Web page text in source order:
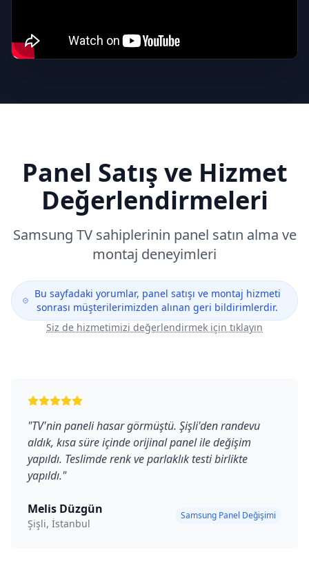
Panel Satış ve Hizmet
Değerlendirmeleri
Samsung TV sahiplerinin panel satın alma ve
montaj deneyimleri
Bu sayfadaki yorumlar, panel satışı ve montaj hizmeti
sonrası müşterilerimizden alınan geri bildirimlerdir.
Siz de hizmetimizi değerlendirmek için tıklayın
"TV'nin paneli hasar görmüştü. Şişli'den randevu
aldık, kısa süre içinde orijinal panel ile değişim
yapıldı. Teslimde renk ve parlaklık testi birlikte
yapıldı."
Melis Düzgün
Şişli, İstanbul
Samsung Panel Değişimi